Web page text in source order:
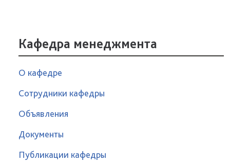
Кафедра менеджмента
О кафедре
Сотрудники кафедры
Объявления
Документы
Публикации кафедры